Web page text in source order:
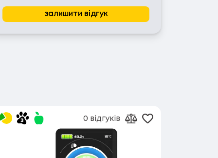
залишити відгук
0 відгуків
Додати до
Додати в